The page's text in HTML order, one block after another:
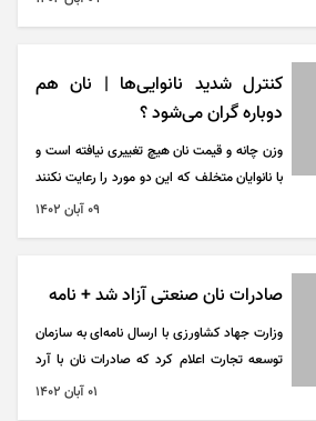
کنترل شدید نانوایی‌ها | نان هم
دوباره گران می‌شود ؟
وزن چانه و قیمت نان هیچ تغییری نیافته است و
با نانوایان متخلف که این دو مورد را رعایت نکنند
برخورد قانونی می‌شود و مردم می‌توانند موارد
۰۹ آبان ۱۴۰۲
صادرات نان صنعتی آزاد شد + نامه
وزارت جهاد کشاورزی با ارسال نامه‌ای به سازمان
توسعه تجارت اعلام کرد که صادرات نان با آرد
غیریارنه‌ای با تایید اداره کل غله و خدمات بازرگانی
۰۱ آبان ۱۴۰۲